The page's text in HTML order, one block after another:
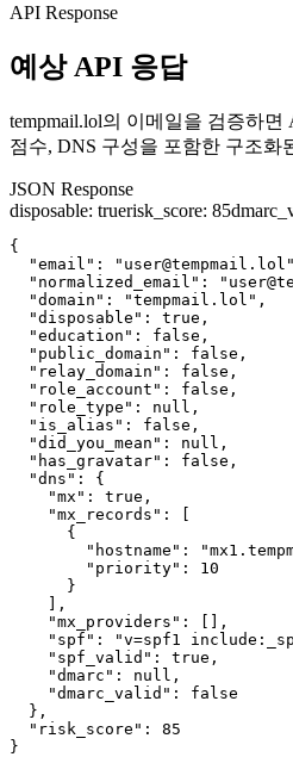
API Response
예상 API 응답
tempmail.lol의 이메일을 검증하
점수, DNS 구성을 포함한 구조화
JSON Response
disposable: truerisk_score: 85
{
"email":
"normalized_email":
  "domain": "tempmail.lol",
  "disposable": true,
  "education": false,
  "public_domain": false,
  "relay_domain": false,
  "role_account": false,
  "role_type": null,
  "is_alias": false,
  "did_you_mean": null,
  "has_gravatar": false,
  "dns": {
    "mx": true,
    "mx_records": [
      {
"hostname":
        "priority": 10
      }
    ],
    "mx_providers": [],
"spf": "v=spf1
    "spf_valid": true,
    "dmarc": null,
    "dmarc_valid": false
  },
  "risk_score": 85
}